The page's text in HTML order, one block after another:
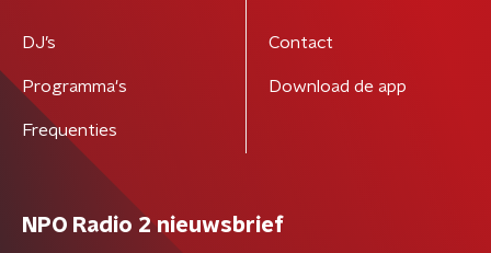
DJ’s
Programma's
Frequenties
Contact
Download de app
NPO Radio 2 nieuwsbrief